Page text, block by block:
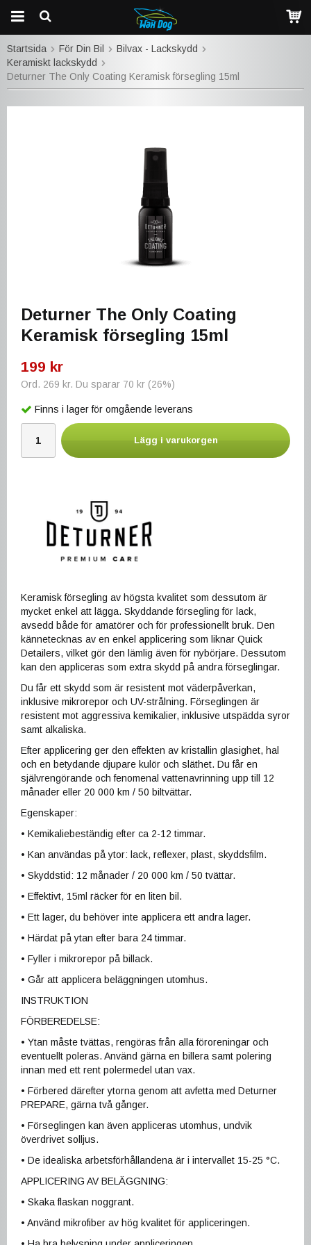
Startsida För Din Bil
Bilvax - Lackskydd
Keramiskt lackskydd
Deturner The Only Coating Keramisk försegling 15ml
Deturner The Only Coating
Keramisk försegling 15ml
199 kr
Ord. 269 kr. Du sparar 70 kr (26%)
Finns i lager för omgående leverans
Lägg i varukorgen
Keramisk försegling av högsta kvalitet som dessutom är
mycket enkel att lägga. Skyddande försegling för lack,
avsedd både för amatörer och för professionellt bruk. Den
kännetecknas av en enkel applicering som liknar Quick
Detailers, vilket gör den lämlig även för nybörjare. Dessutom
kan den appliceras som extra skydd på andra förseglingar.
Du får ett skydd som är resistent mot väderpåverkan,
inklusive mikrorepor och UV-strålning. Förseglingen är
resistent mot aggressiva kemikalier, inklusive utspädda syror
samt alkaliska.
Efter applicering ger den effekten av kristallin glasighet, hal
och en betydande djupare kulör och släthet. Du får en
självrengörande och fenomenal vattenavrinning upp till 12
månader eller 20 000 km / 50 biltvättar.
Egenskaper:
• Kemikaliebeständig efter ca 2-12 timmar.
• Kan användas på ytor: lack, reflexer, plast, skyddsfilm.
• Skyddstid: 12 månader / 20 000 km / 50 tvättar.
• Effektivt, 15ml räcker för en liten bil.
• Ett lager, du behöver inte applicera ett andra lager.
• Härdat på ytan efter bara 24 timmar.
• Fyller i mikrorepor på billack.
• Går att applicera beläggningen utomhus.
INSTRUKTION
FÖRBEREDELSE:
• Ytan måste tvättas, rengöras från alla föroreningar och
eventuellt poleras. Använd gärna en billera samt polering
innan med ett rent polermedel utan vax.
• Förbered därefter ytorna genom att avfetta med Deturner
PREPARE, gärna två gånger.
• Förseglingen kan även appliceras utomhus, undvik
överdrivet solljus.
• De idealiska arbetsförhållandena är i intervallet 15-25 °C.
APPLICERING AV BELÄGGNING:
• Skaka flaskan noggrant.
• Använd mikrofiber av hög kvalitet för appliceringen.